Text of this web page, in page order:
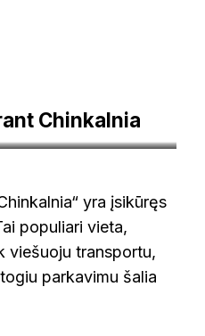
Chinkalnia
yra įsikūręs
populiari vieta,
viešuoju transportu,
parkavimu šalia